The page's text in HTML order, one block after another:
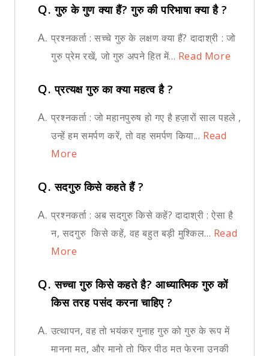
Q.गुरु के गुण क्या हैं? गुरु की परिभाषा क्या है ?
A. प्रश्नकर्ता : सच्चे गुरु के लक्षण क्या हैं? दादाश्री : जो
गुरु प्रेम रखें, जो गुरु अपने हित में... Read More
Q.प्रत्यक्ष गुरु का क्या महत्व है ?
A. प्रश्नकर्ता : जो महानपुरुष हो गए है हज़ारों साल पहले ,
उन्हें हम समर्पण करें, तो वह समर्पण किया... Read
More
Q.सदगुरु किसे कहते हैं ?
A. प्रश्नकर्ता : अब सदगुरु किसे कहें? दादाश्री : ऐसा है
न, सदगुरु किसे कहें, वह बहुत बड़ी मुश्किल... Read
More
Q.सच्चा गुरु किसे कहते है? आध्यात्मिक गुरु कों
किस तरह पसंद करना चाहिए ?
A. उत्थापन, वह तो भयंकर गुनाह गुरु को गुरु के रूप में
मानना मत, और मानो तो फिर पीठ मत फेरना उनकी